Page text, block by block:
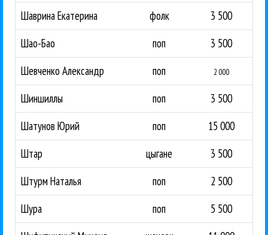
Шаврина Екатерина
фолк
3 500
Шао-Бао
поп
3 500
Шевченко Александр
поп 2 000
Шиншиллы поп
3 500
Шатунов Юрий
поп
15 000
Штар
цыгане
3 500
Штурм Наталья
поп
2 500
Шура
поп
5 500